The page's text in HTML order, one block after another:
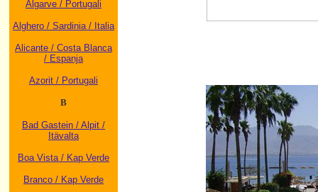
Algarve / Portugali
Alghero / Sardinia / Italia
Alicante / Costa Blanca
/ Espanja
Azorit / Portugali
B
Bad Gastein / Alpit /
Itävalta
Boa Vista / Kap Verde
Branco / Kap Verde